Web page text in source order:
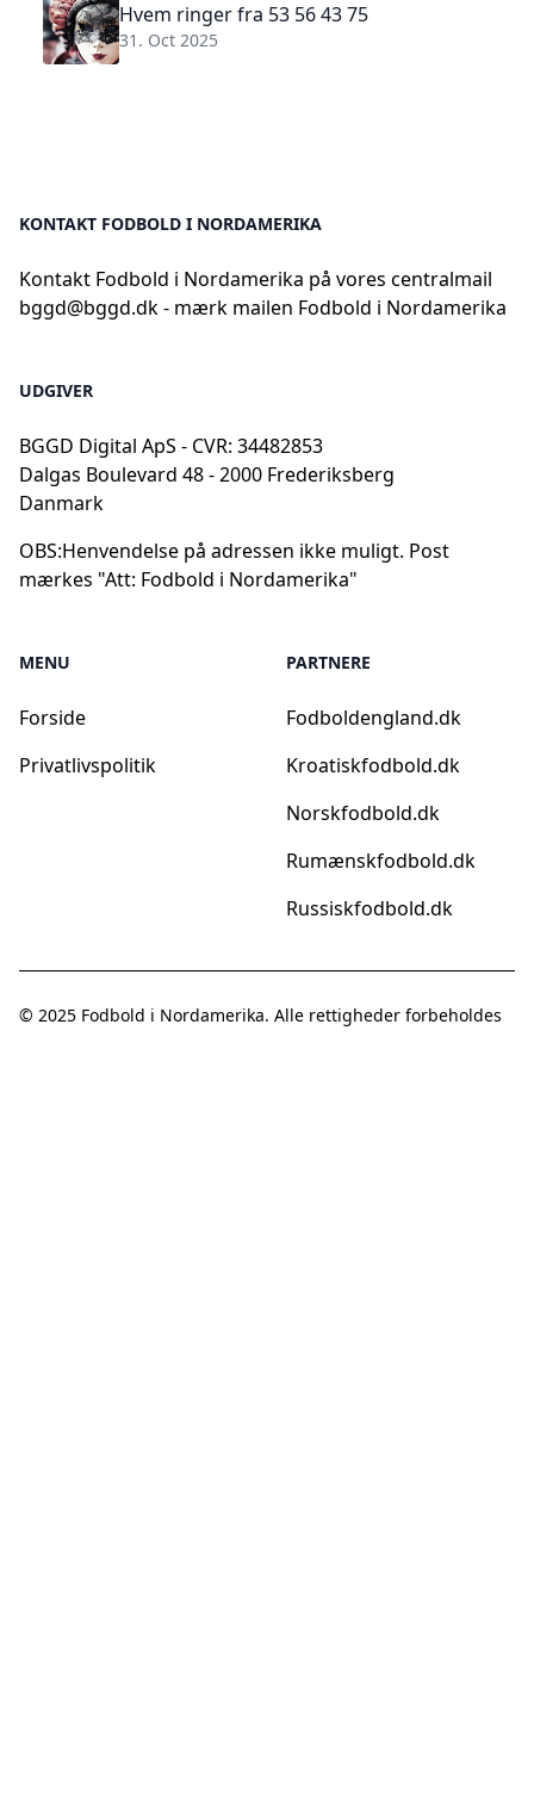
Hvem ringer fra 53 56 43 75
31. Oct 2025
KONTAKT FODBOLD I NORDAMERIKA
Kontakt Fodbold i Nordamerika på vores centralmail
bggd@bggd.dk- mærk mailen Fodbold i Nordamerika
UDGIVER
BGGD Digital ApS - CVR: 34482853
Dalgas Boulevard 48 - 2000 Frederiksberg
Danmark
OBS:Henvendelse på adressen ikke muligt. Post
mærkes "Att: Fodbold i Nordamerika"
MENU
Forside
Privatlivspolitik
PARTNERE
Fodboldengland.dk
Kroatiskfodbold.dk
Norskfodbold.dk
Rumænskfodbold.dk
Russiskfodbold.dk
© 2025 Fodbold i Nordamerika. Alle rettigheder forbeholdes